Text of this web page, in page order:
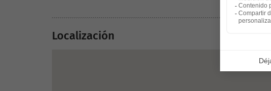
Localización